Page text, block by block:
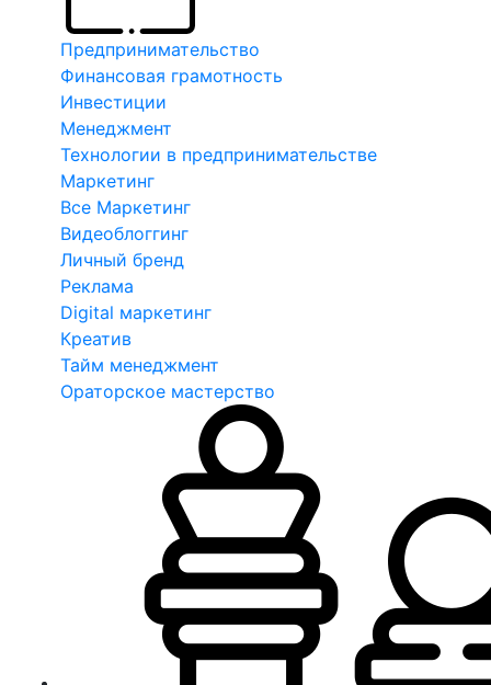
Предпринимательство
Финансовая грамотность
Инвестиции
Менеджмент
Технологии в предпринимательстве
Маркетинг
Все Маркетинг
Видеоблоггинг
Личный бренд
Реклама
Digital маркетинг
Креатив
Тайм менеджмент
Ораторское мастерство